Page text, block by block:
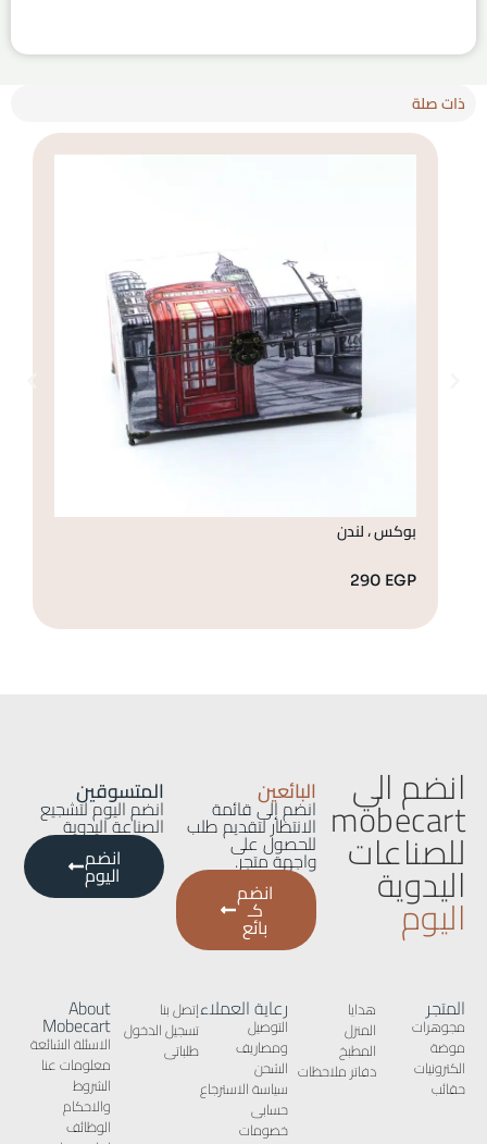
ذات صلة
بوكس ، لندن
290 EGP
انضم الي
mobecart
للصناعات
اليدوية
اليوم
البائعين
انضم إلى قائمة
الانتظار لتقديم طلب
للحصول على
واجهة متجر.
انضم
كـ
بائع
المتسوقين
انضم اليوم لتشجيع
الصناعة اليدوية
انضم
اليوم
المتجر
مجوهرات
موضة
الكترونيات
حقائب
هدايا
المنزل
المطبخ
دفاتر ملاحظات
رعاية العملاء
التوصيل
ومصاريف
الشحن
سياسة الاسترجاع
حسابى
خصومات
إتصل بنا
تسجيل الدخول
طلباتى
About
Mobecart
الاسئلة الشائعة
معلومات عنا
الشروط
والاحكام
الوظائف